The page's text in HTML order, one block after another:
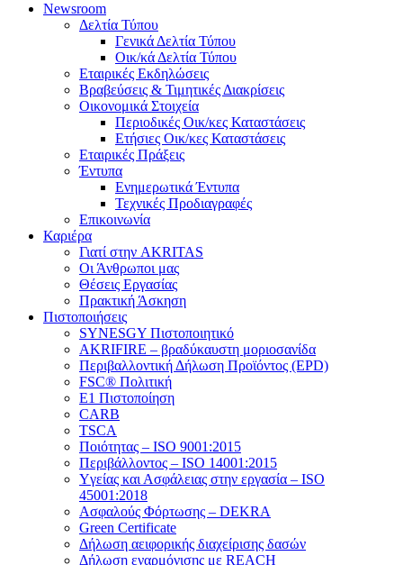
Newsroom
Δελτία Τύπου
Γενικά Δελτία Τύπου
Οικ/κά Δελτία Τύπου
Εταιρικές Εκδηλώσεις
Βραβεύσεις & Τιμητικές Διακρίσεις
Οικονομικά Στοιχεία
Περιοδικές Οικ/κες Καταστάσεις
Ετήσιες Οικ/κες Καταστάσεις
Εταιρικές Πράξεις
Έντυπα
Ενημερωτικά Έντυπα
Τεχνικές Προδιαγραφές
Επικοινωνία
Καριέρα
Γιατί στην AKRITAS
Οι Άνθρωποι μας
Θέσεις Εργασίας
Πρακτική Άσκηση
Πιστοποιήσεις
SYNESGY Πιστοποιητικό
AKRIFIRE – βραδύκαυστη μοριοσανίδα
Περιβαλλοντική Δήλωση Προϊόντος (EPD)
FSC® Πολιτική
E1 Πιστοποίηση
CARB
TSCA
Πoιότητας – ISO 9001:2015
Περιβάλλοντος – ISO 14001:2015
Yγείας και Ασφάλειας στην εργασία – ISO
45001:2018
Ασφαλούς Φόρτωσης – DEKRA
Green Certificate
Δήλωση αειφορικής διαχείρισης δασών
Δήλωση εναρμόνισης με REACH